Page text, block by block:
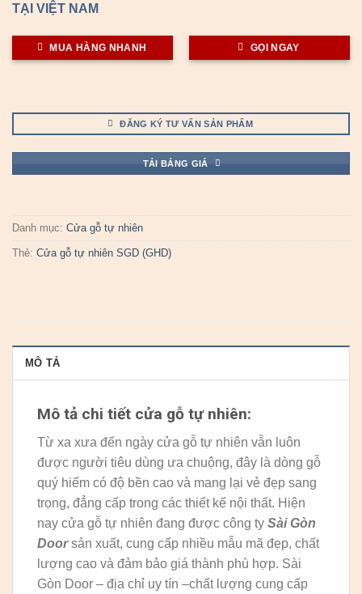
TẠI VIỆT NAM
MUA HÀNG NHANH GỌI NGAY
ĐĂNG KÝ TƯ VẤN SẢN PHẨM
TẢI BẢNG GIÁ
Danh mục: Cửa gỗ tự nhiên
Thẻ: Cửa gỗ tự nhiên SGD (GHD)
MÔ TẢ
Mô tả chi tiết cửa gỗ tự nhiên:
Từ xa xưa đến ngày cửa gỗ tự nhiên vẫn luôn
được người tiêu dùng ưa chuộng, đây là dòng gỗ
quý hiếm có độ bền cao và mang lại vẻ đẹp sang
trọng, đẳng cấp trong các thiết kế nội thất. Hiện
nay cửa gỗ tự nhiên đang được công ty Sài Gòn
Doorsản xuất, cung cấp nhiều mẫu mã đẹp, chất
lượng cao và đảm bảo giá thành phù hợp. Sài
Gòn Door – địa chỉ uy tín –chất lượng cung cấp